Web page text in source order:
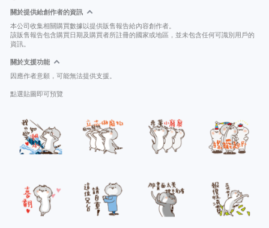
關於提供給創作者的資訊
本公司收集相關購買數據以提供販售報告給內容創作者。
該販售報告包含購買日期及購買者所註冊的國家或地區，並未包含任何可識別用戶的
資訊。
關於支援功能
因應作者意願，可能無法提供支援。
點選貼圖即可預覽